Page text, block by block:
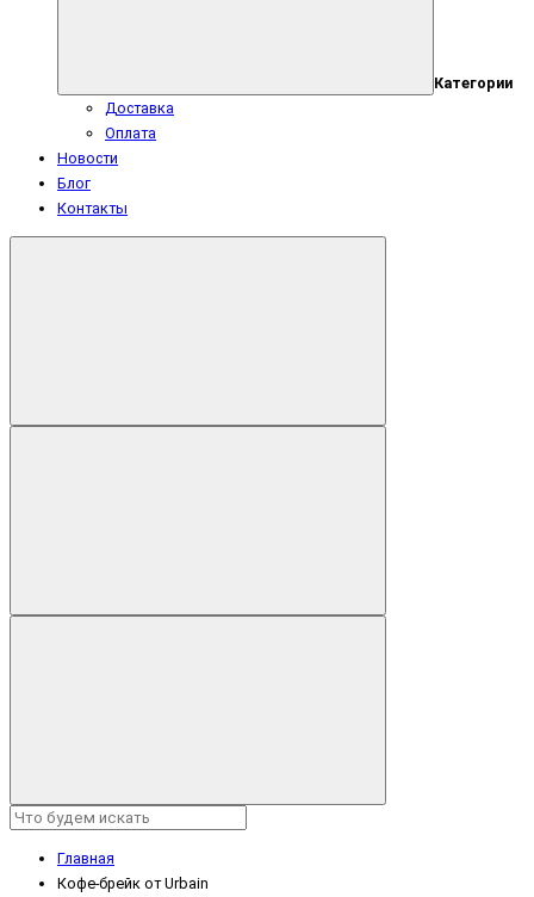
Категории
Доставка
Оплата
Новости
Блог
Контакты
Главная
Кофе-брейк от Urbain